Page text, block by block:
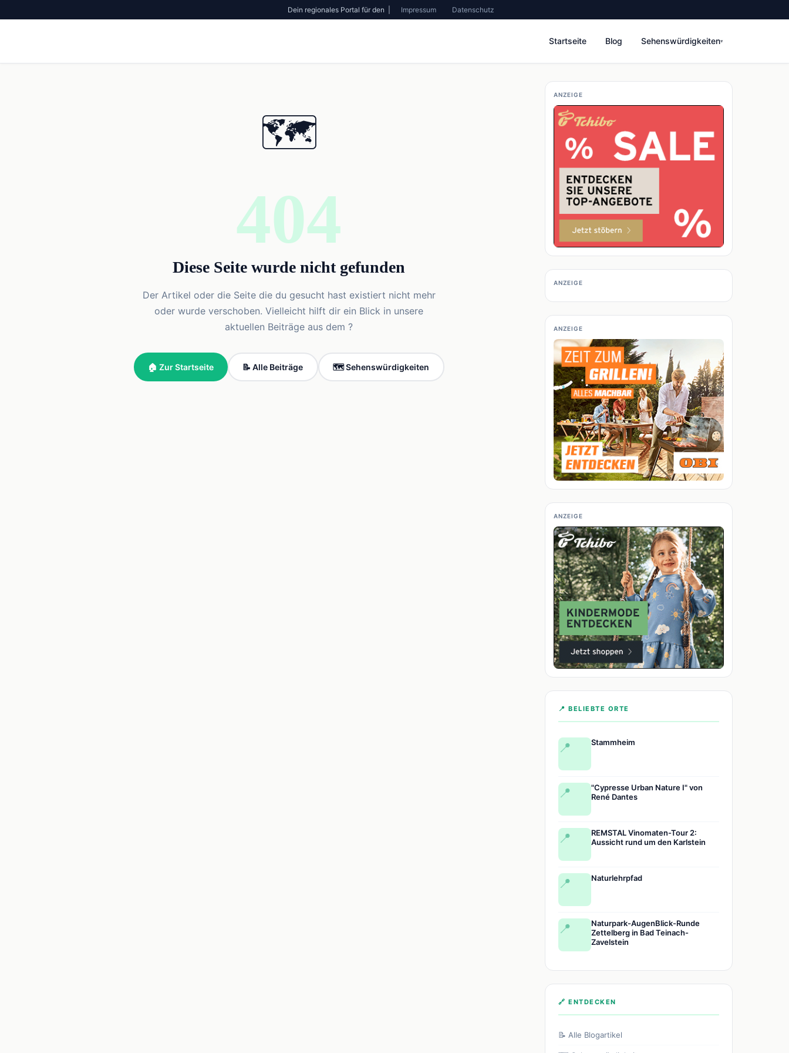
Dein regionales Portal für den | Impressum Datenschutz
Startseite Blog Sehenswürdigkeiten▾
ANZEIGE
ANZEIGE
ANZEIGE
ANZEIGE
📍 BELIEBTE ORTE
📍 Stammheim
📍
"Cypresse Urban Nature I" von
René Dantes
📍
REMSTAL Vinomaten-Tour 2:
Aussicht rund um den Karlstein
📍 Naturlehrpfad
📍
Naturpark-AugenBlick-Runde
Zettelberg in Bad Teinach-
Zavelstein
🔗 ENTDECKEN
📝 Alle Blogartikel
🗺️
404
Diese Seite wurde nicht gefunden
Der Artikel oder die Seite die du gesucht hast existiert nicht mehr
oder wurde verschoben. Vielleicht hilft dir ein Blick in unsere
aktuellen Beiträge aus dem ?
🏠 Zur Startseite 📝 Alle Beiträge 🗺️ Sehenswürdigkeiten